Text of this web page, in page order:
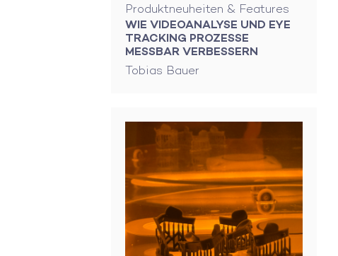
Produktneuheiten & Features
WIE VIDEOANALYSE UND EYE
TRACKING PROZESSE
MESSBAR VERBESSERN
Tobias Bauer